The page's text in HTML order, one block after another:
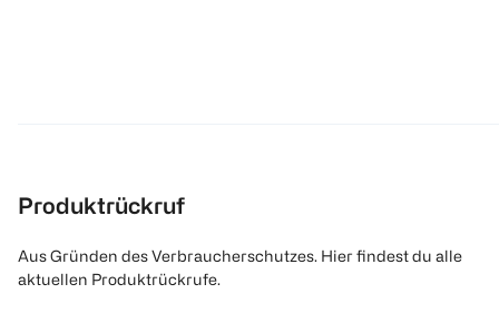
Produktrückruf
Aus Gründen des Verbraucherschutzes. Hier findest du alle
aktuellen Produktrückrufe.